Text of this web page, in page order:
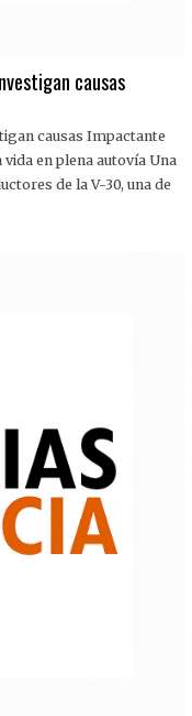
causas
causas Impactante
en plena autovía Una
de la V-30, una de